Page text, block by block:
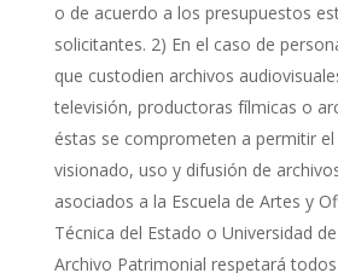
o de acuerdo a los presupuestos
solicitantes. 2) En el caso de
que custodien archivos
televisión, productoras fílmicas o
éstas se comprometen a permitir el
visionado, uso y difusión de
asociados a la Escuela de Artes y
Técnica del Estado o Universidad
Archivo Patrimonial respetará